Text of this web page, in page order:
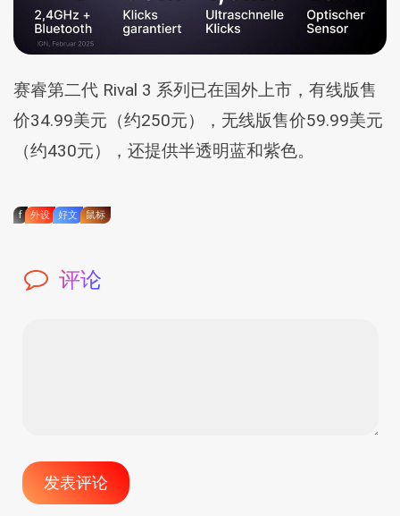
赛睿第二代 Rival 3 系列已在国外上市，有线版售
价34.99美元（约250元），无线版售价59.99美元
（约430元），还提供半透明蓝和紫色。
f 外设 好文 鼠标
评论